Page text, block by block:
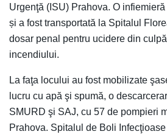
Urgenţă (ISU) Prahova. O
și a fost transportată la Spitalul
dosar penal pentru ucidere din
incendiului.
La faţa locului au fost mobilizate
lucru cu apă şi spumă, o
SMURD şi SAJ, cu 57 de pompieri
Prahova. Spitalul de Boli